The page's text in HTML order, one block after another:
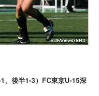
、後半1-3）FC東京U-15深